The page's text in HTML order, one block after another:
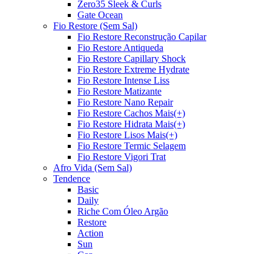
Zero35 Sleek & Curls
Gate Ocean
Fio Restore (Sem Sal)
Fio Restore Reconstrução Capilar
Fio Restore Antiqueda
Fio Restore Capillary Shock
Fio Restore Extreme Hydrate
Fio Restore Intense Liss
Fio Restore Matizante
Fio Restore Nano Repair
Fio Restore Cachos Mais(+)
Fio Restore Hidrata Mais(+)
Fio Restore Lisos Mais(+)
Fio Restore Termic Selagem
Fio Restore Vigori Trat
Afro Vida (Sem Sal)
Tendence
Basic
Daily
Riche Com Óleo Argão
Restore
Action
Sun